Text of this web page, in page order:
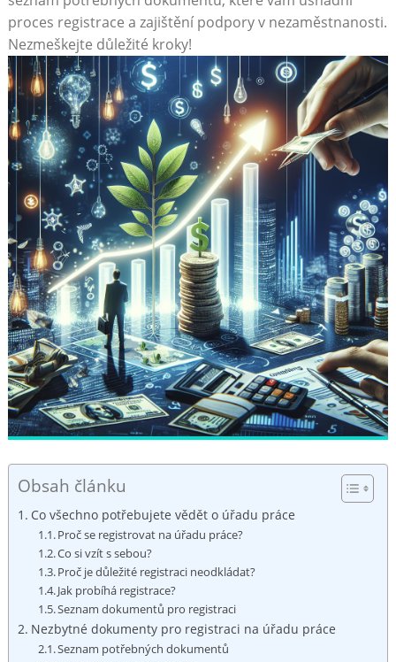
proces registrace a zajištění podpory v nezaměstnanosti.
‍Nezmeškejte důležité⁤ kroky!
Obsah článku
Co všechno potřebujete⁢ vědět o úřadu práce
Proč se registrovat na úřadu práce?
Co si vzít s​ sebou?
Proč je důležité ⁤registraci neodkládat?
Jak probíhá registrace?
Seznam dokumentů pro ⁤registraci
Nezbytné dokumenty ​pro‌ registraci⁣ na úřadu ‌práce
Seznam potřebných dokumentů